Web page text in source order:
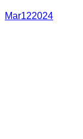
Mar122024